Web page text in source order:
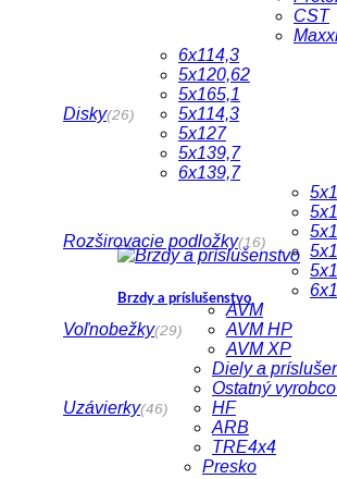
Brzdy a príslušenstvo
CST
Disky(26)
6x114,3
5x120,62
5x165,1
5x114,3
5x127
5x139,7
6x139,7
Rozširovacie podložky(16)
Voľnobežky(29)
AVM
AVM HP
AVM XP
Uzávierky(46)
Diely a
Ostatný
HF
ARB
TRE4x4
Presko